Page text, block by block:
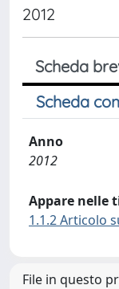
2012
Scheda
Scheda
Anno
2012
Appare nelle
1.1.2 Articolo
File in questo